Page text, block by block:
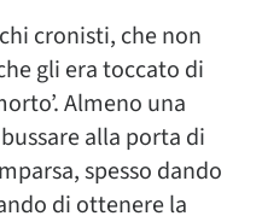
cronisti, che non
gli era toccato di
Almeno una
alla porta di
spesso dando
di ottenere la